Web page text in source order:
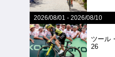
2026/08/01 - 2026/08/10
ツール
26